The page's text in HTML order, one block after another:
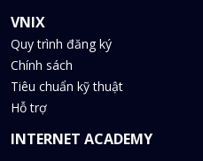
VNIX
Quy trình đăng ký
Chính sách
Tiêu chuẩn kỹ thuật
Hỗ trợ
INTERNET ACADEMY